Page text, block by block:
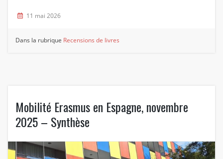
11 mai 2026
Dans la rubrique Recensions de livres
Mobilité Erasmus en Espagne, novembre
2025 – Synthèse